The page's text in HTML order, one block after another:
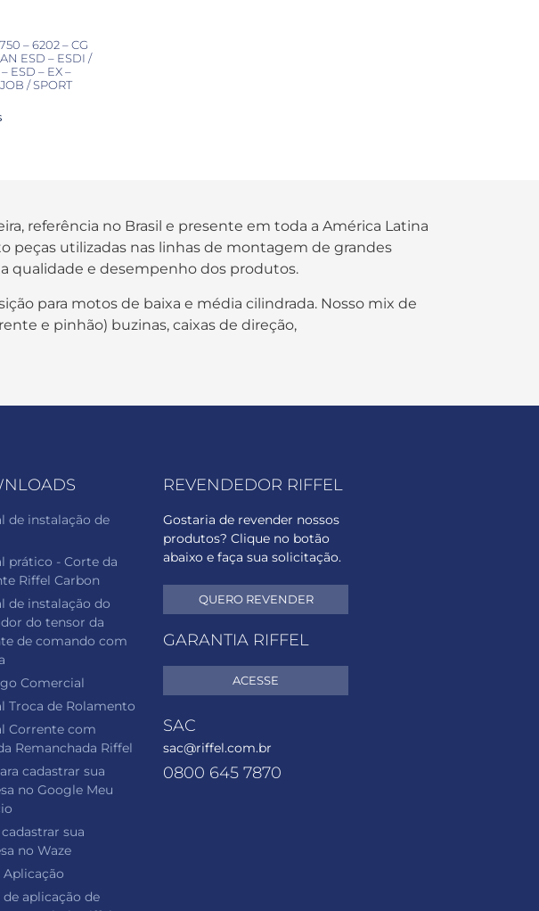
– 6202 – CG
ESD – ESDI /
ESD – EX –
/ SPORT
referência no Brasil e presente em toda a América Latina
peças utilizadas nas linhas de montagem de grandes
qualidade e desempenho dos produtos.
para motos de baixa e média cilindrada. Nosso mix de
e pinhão) buzinas, caixas de direção,
de instalação de
prático - Corte da
Riffel Carbon
de instalação do
do tensor da
de comando com
Comercial
Troca de Rolamento
Corrente com
Remanchada Riffel
cadastrar sua
no Google Meu
sua
no Waze
Aplicação
de aplicação de
REVENDEDOR RIFFEL
Gostaria de revender nossos
produtos? Clique no botão
abaixo e faça sua solicitação.
QUERO REVENDER
GARANTIA RIFFEL
ACESSE
SAC
sac@riffel.com.br
0800 645 7870